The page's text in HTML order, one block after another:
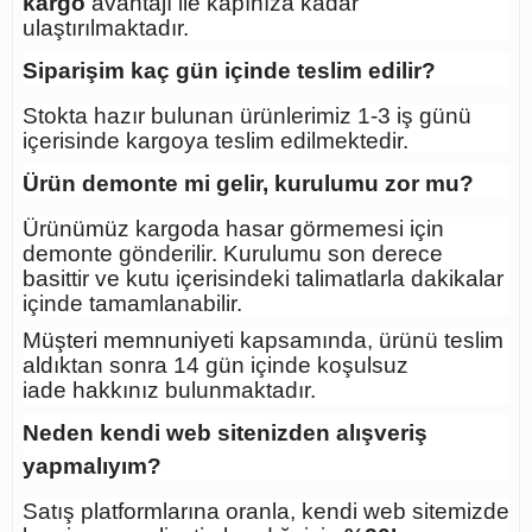
ulaştırılmaktadır.
Siparişim kaç gün içinde teslim edilir?
Stokta hazır bulunan ürünlerimiz 1-3 iş günü
içerisinde kargoya teslim edilmektedir.
Ürün demonte mi gelir, kurulumu zor mu?
Ürünümüz kargoda hasar görmemesi için
demonte gönderilir. Kurulumu son derece
basittir ve kutu içerisindeki talimatlarla dakikalar
içinde tamamlanabilir.
Müşteri memnuniyeti kapsamında, ürünü teslim
aldıktan sonra 14 gün içinde koşulsuz
iade hakkınız bulunmaktadır.
Neden kendi web sitenizden alışveriş
yapmalıyım?
Satış platformlarına oranla, kendi web sitemizde